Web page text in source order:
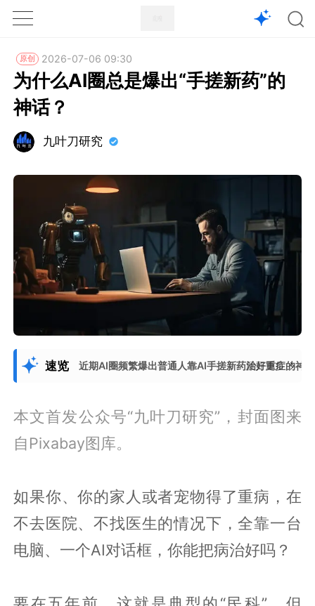
1X
原创 2026-07-06 09:30
为什么AI圈总是爆出“手搓新药”的
神话？
九叶刀研究
速览 近期AI圈频繁爆出普通人靠AI手搓新药治好重症的神
展开更多
本文首发公众号“九叶刀研究”，封面图来
自Pixabay图库。
如果你、你的家人或者宠物得了重病，在
不去医院、不找医生的情况下，全靠一台
电脑、一个AI对话框，你能把病治好吗？